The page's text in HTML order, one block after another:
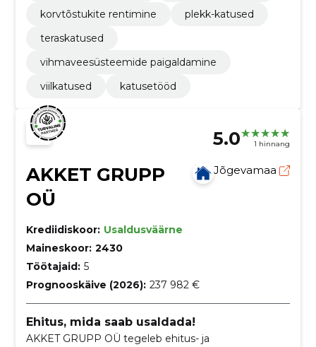
korvtõstukite rentimine
plekk-katused
teraskatused
vihmaveesüsteemide paigaldamine
viilkatused
katusetööd
5.0 1 hinnang
AKKET GRUPP
OÜ
Jõgevamaa
Krediidiskoor: Usaldusväärne
Maineskoor: 2430
Töötajaid: 5
Prognooskäive (2026): 237 982 €
Ehitus, mida saab usaldada!
AKKET GRUPP OÜ tegeleb ehitus- ja